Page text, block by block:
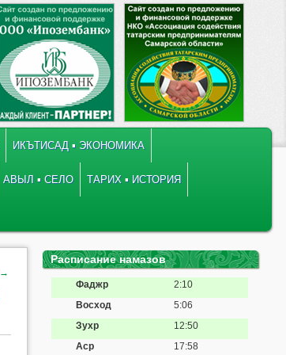
ИКЪТИСАД ▪ ЭКОНОМИКА
АВЫЛ ▪ СЕЛО ТАРИХ ▪ ИСТОРИЯ
→
Расписание намазов
Фаджр
2:10
Восход
5:06
Зухр
12:50
Аср
17:58